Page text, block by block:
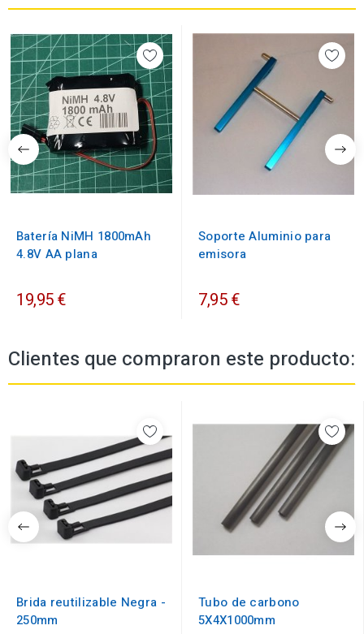
Batería NiMH 1800mAh
4.8V AA plana
19,95 €
Soporte Aluminio para
emisora
7,95 €
Clientes que compraron este producto:
Brida reutilizable Negra -
250mm
Tubo de carbono
5X4X1000mm